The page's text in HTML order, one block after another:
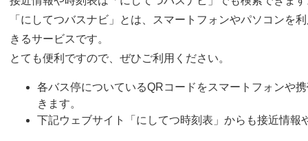
「にしてつバスナビ」とは、スマートフォンやパソコンを
きるサービスです。
とても便利ですので、ぜひご利用ください。
各バス停についているQRコードをスマートフォンや
きます。
下記ウェブサイト「にしてつ時刻表」からも接近情報